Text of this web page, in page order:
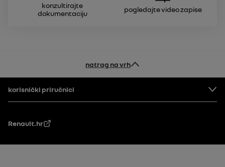
Konzultirajte
dokumentaciju
Pogledajte video zapise
natrag na vrh
Podnožje
korisnički priručnici
Renault.hr